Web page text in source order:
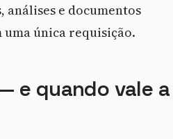
análises e documentos
uma única requisição.
e quando vale a